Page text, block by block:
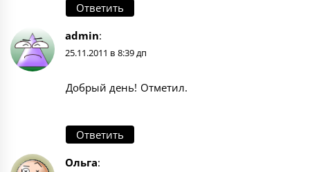
Ответить
admin:
25.11.2011 в 8:39 дп
Добрый день! Отметил.
Ответить
Ольга: